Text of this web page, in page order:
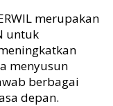
merupakan
untuk
menyusun
berbagai
depan.